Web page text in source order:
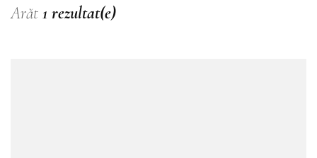
Arăt 1 rezultat(e)